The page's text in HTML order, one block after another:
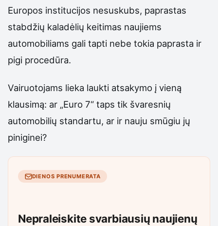
Europos institucijos nesuskubs, paprastas
stabdžių kaladėlių keitimas naujiems
automobiliams gali tapti nebe tokia paprasta ir
pigi procedūra.
Vairuotojams lieka laukti atsakymo į vieną
klausimą: ar „Euro 7“ taps tik švaresnių
automobilių standartu, ar ir nauju smūgiu jų
piniginei?
DIENOS PRENUMERATA
Nepraleiskite svarbiausių naujienų